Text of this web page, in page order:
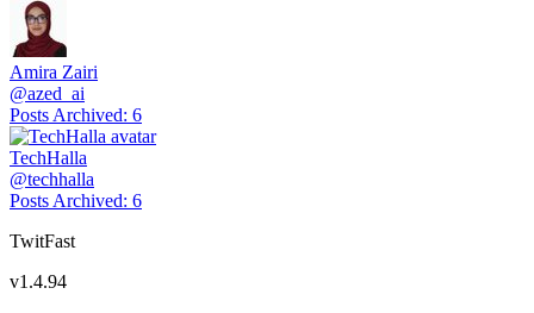
Amira Zairi
@azed_ai
Posts Archived: 6
TechHalla
@techhalla
Posts Archived: 6
TwitFast
v1.4.94